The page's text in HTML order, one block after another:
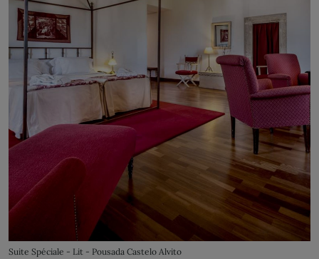
Suite Spéciale - Lit - Pousada Castelo Alvito